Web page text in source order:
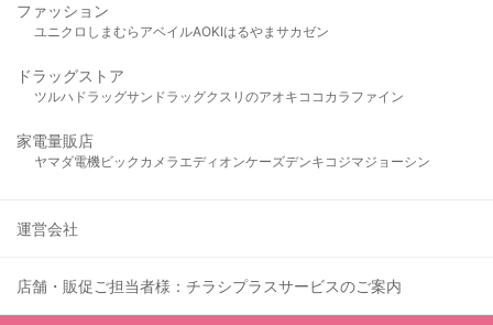
ファッション
ユニクロ しまむら アベイルAOKIはるやま サカゼン
ドラッグストア
ツルハドラッグサンドラッグクスリのアオキ ココカラファイン
家電量販店
ヤマダ電機ビックカメラ エディオンケーズデンキ コジマジョーシン
運営会社
店舗・販促ご担当者様：チラシプラスサービスのご案内